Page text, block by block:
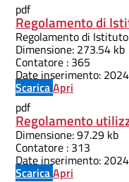
pdf
Regolamento di
Regolamento di
Dimensione: 273.54 kb
Contatore : 365
Date inserimento:
ScaricaApri
pdf
Regolamento
Dimensione:97.29 kb
Contatore : 313
Date inserimento:
ScaricaApri